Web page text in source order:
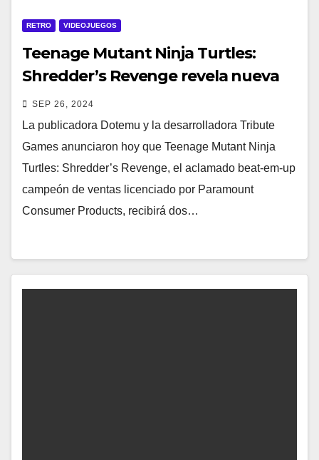
RETRO VIDEOJUEGOS
Teenage Mutant Ninja Turtles:
Shredder’s Revenge revela nueva
DLC Radical Reptiles
SEP 26, 2024
La publicadora Dotemu y la desarrolladora Tribute
Games anunciaron hoy que Teenage Mutant Ninja
Turtles: Shredder’s Revenge, el aclamado beat-em-up
campeón de ventas licenciado por Paramount
Consumer Products, recibirá dos…